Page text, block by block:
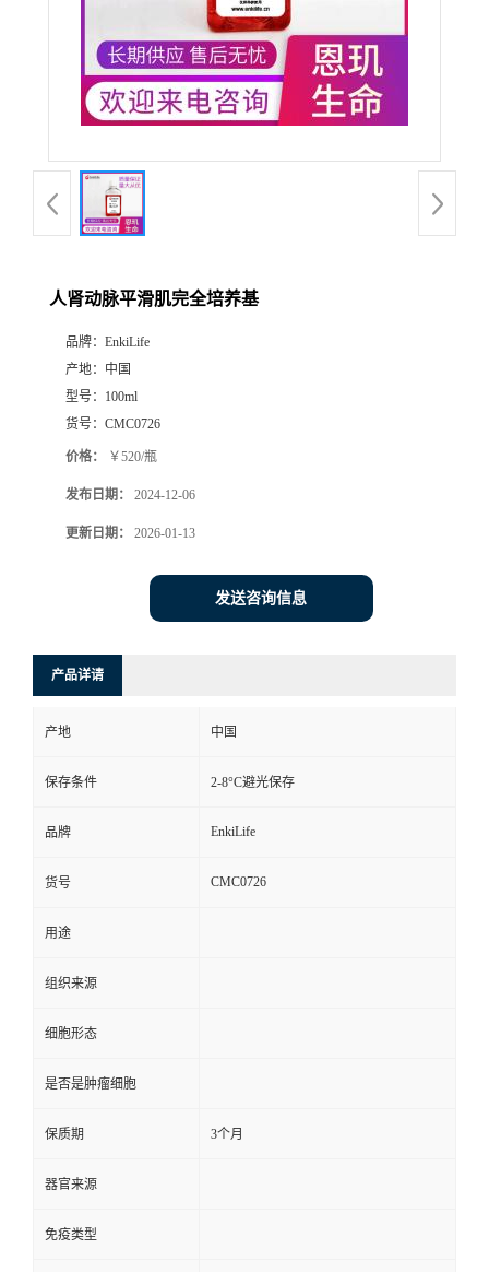
人肾动脉平滑肌完全培养基
品牌： EnkiLife
产地： 中国
型号： 100ml
货号： CMC0726
价格： ￥520/瓶
发布日期： 2024-12-06
更新日期： 2026-01-13
发送咨询信息
产品详请
产地 中国
保存条件 2-8°C避光保存
品牌 EnkiLife
货号 CMC0726
用途
组织来源
细胞形态
是否是肿瘤细胞
保质期 3个月
器官来源
免疫类型